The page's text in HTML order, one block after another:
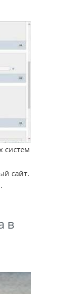
систем
сайт.
в